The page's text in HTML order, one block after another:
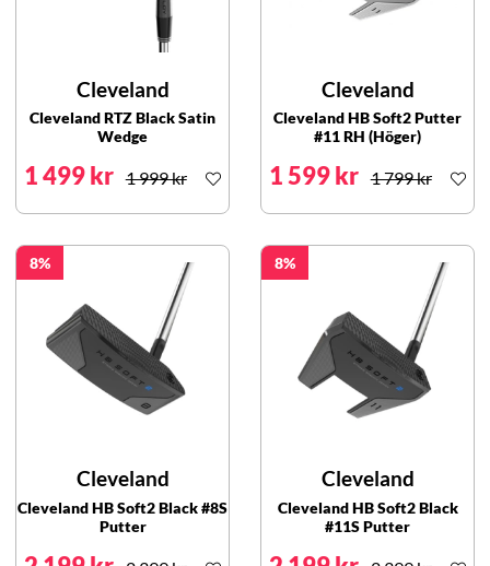
Cleveland
Cleveland RTZ Black Satin
Wedge
1 499 kr 1 999 kr
Cleveland
Cleveland HB Soft2 Putter
#11 RH (Höger)
1 599 kr 1 799 kr
8
Cleveland
Cleveland HB Soft2 Black #8S
Putter
8
Cleveland
Cleveland HB Soft2 Black
#11S Putter